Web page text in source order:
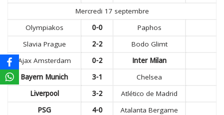
Mercredi 17 septembre
Olympiakos
0-0
Paphos
Slavia Prague
2-2
Bodo Glimt
Ajax Amsterdam
0-2
Inter Milan
Bayern Munich
3-1
Chelsea
Liverpool
3-2
Atlético de Madrid
PSG
4-0
Atalanta Bergame